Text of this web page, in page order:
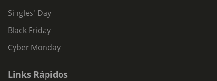
Singles' Day
Black Friday
Cyber Monday
Links Rápidos